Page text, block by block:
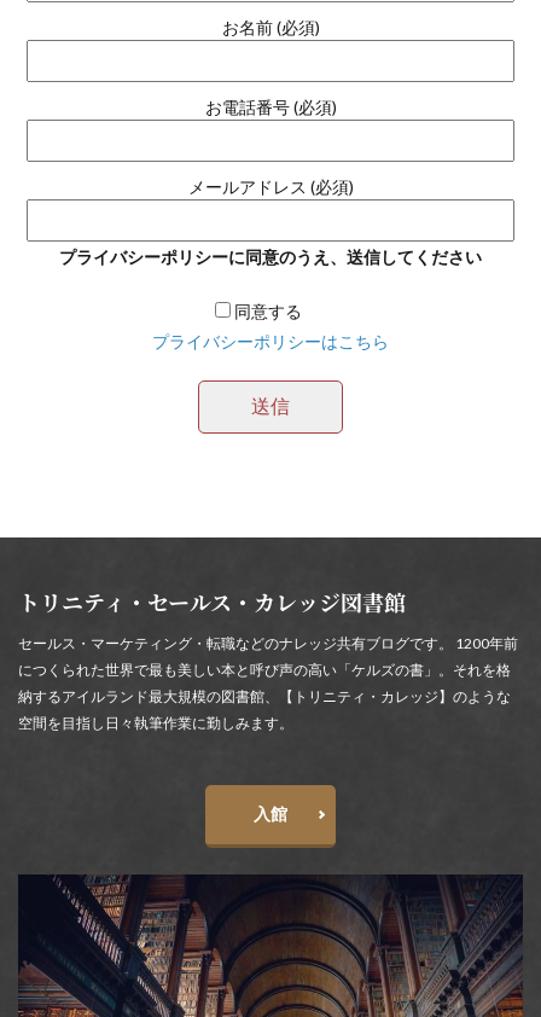
お名前 (必須)
お電話番号 (必須)
メールアドレス (必須)
プライバシーポリシーに同意のうえ、送信してください
同意する
プライバシーポリシーはこちら
トリニティ・セールス・カレッジ図書館
セールス・マーケティング・転職などのナレッジ共有ブログです。 1200年前
につくられた世界で最も美しい本と呼び声の高い「ケルズの書」。それを格
納するアイルランド最大規模の図書館、【トリニティ・カレッジ】のような
空間を目指し日々執筆作業に勤しみます。
入館